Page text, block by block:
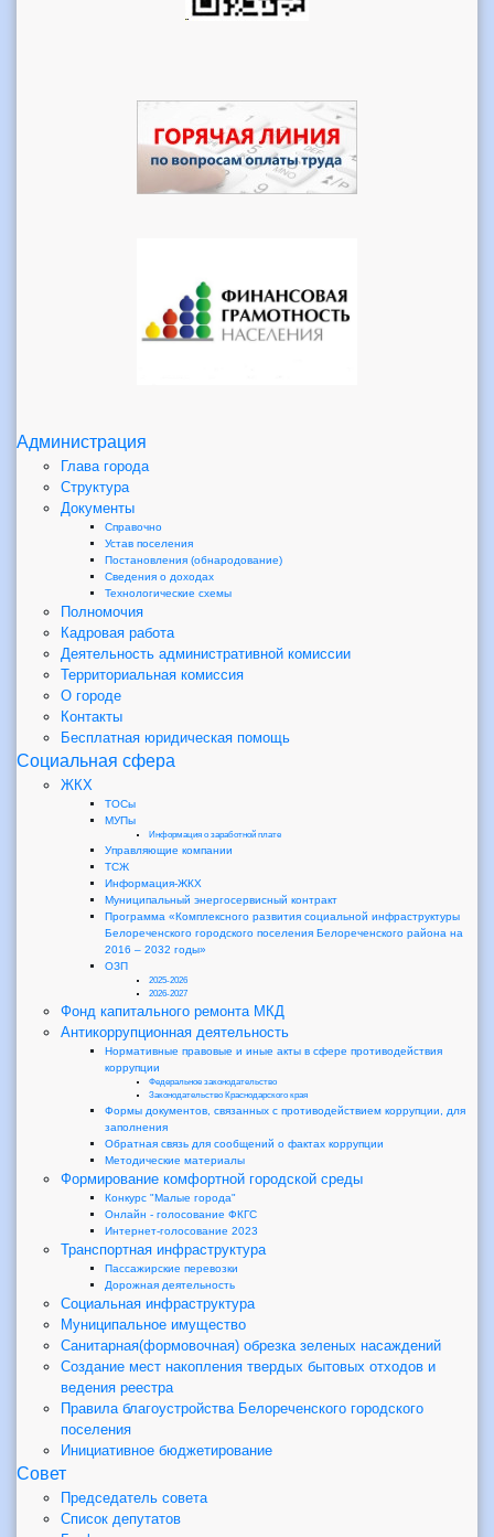
Администрация
Глава города
Структура
Документы
Справочно
Устав поселения
Постановления (обнародование)
Сведения о доходах
Технологические схемы
Полномочия
Кадровая работа
Деятельность административной комиссии
Территориальная комиссия
О городе
Контакты
Бесплатная юридическая помощь
Социальная сфера
ЖКХ
ТОСы
МУПы
Информация о заработной плате
Управляющие компании
ТСЖ
Информация-ЖКХ
Муниципальный энергосервисный контракт
Программа «Комплексного развития социальной инфраструктуры
Белореченского городского поселения Белореченского района на
2016 – 2032 годы»
ОЗП
2025-2026
2026-2027
Фонд капитального ремонта МКД
Антикоррупционная деятельность
Нормативные правовые и иные акты в сфере противодействия
коррупции
Федеральное законодательство
Законодательство Краснодарского края
Формы документов, связанных с противодействием коррупции, для
заполнения
Обратная связь для сообщений о фактах коррупции
Методические материалы
Формирование комфортной городской среды
Конкурс "Малые города"
Онлайн - голосование ФКГС
Интернет-голосование 2023
Транспортная инфраструктура
Пассажирские перевозки
Дорожная деятельность
Социальная инфраструктура
Муниципальное имущество
Санитарная(формовочная) обрезка зеленых насаждений
Создание мест накопления твердых бытовых отходов и
ведения реестра
Правила благоустройства Белореченского городского
поселения
Инициативное бюджетирование
Совет
Председатель совета
Список депутатов